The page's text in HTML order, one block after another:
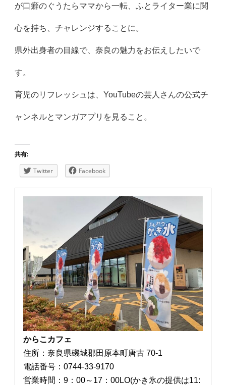
が口癖のぐうたらママから一転、ふとライター業に関
心を持ち、チャレンジすることに。
県外出身者の目線で、奈良の魅力をお伝えしたいで
す。
育児のリフレッシュは、YouTubeの芸人さんの公式チ
ャンネルとマンガアプリを見ること。
共有:
Twitter Facebook
からこカフェ
住所：奈良県磯城郡田原本町唐古 70-1
電話番号：0744-33-9170
営業時間：9：00～17：00LO(かき氷の提供は11: